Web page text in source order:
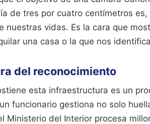
de tres por cuatro centímetros
nuestras vidas. Es la cara que
una casa o la que nos
del reconocimiento
esta infraestructura es un
funcionario gestiona no solo
Ministerio del Interior procesa